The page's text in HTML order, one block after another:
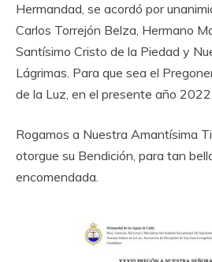
Hermandad, se acordó por
Carlos Torrejón Belza, Hermano
Santísimo Cristo de la Piedad y
Lágrimas. Para que sea el
de la Luz, en el presente año 2022.
Rogamos a Nuestra Amantísima
otorgue su Bendición, para tan
encomendada.